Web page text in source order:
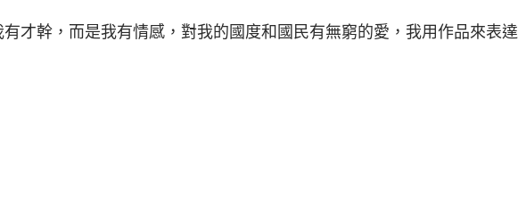
才幹，而是我有情感，對我的國度和國民有無窮的愛，我用作品來表達